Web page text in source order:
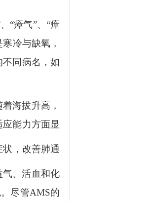
“瘴气”、“瘴
冷与缺氧，
同病名，如
海拔升高，
能力方面显
，改善肺通
、活血和化
尽管AMS的